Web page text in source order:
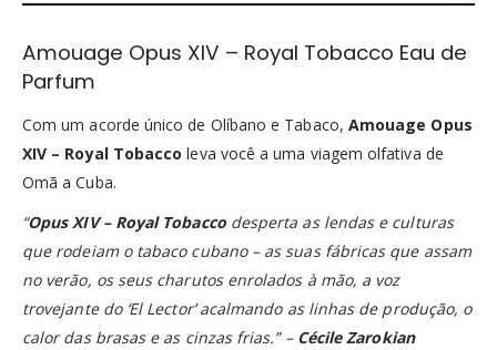
Amouage Opus XIV – Royal Tobacco Eau de
Parfum
Com um acorde único de Olíbano e Tabaco, Amouage Opus
XIV – Royal Tobacco leva você a uma viagem olfativa de
Omã a Cuba.
“Opus XIV – Royal Tobaccodesperta as lendas e culturas
que rodeiam o tabaco cubano – as suas fábricas que assam
no verão, os seus charutos enrolados à mão, a voz
trovejante do ‘El Lector’ acalmando as linhas de produção, o
calor das brasas e as cinzas frias.” – Cécile Zarokian